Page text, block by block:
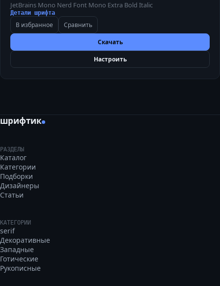
JetBrains Mono Nerd Font Mono Extra Bold Italic
Детали шрифта
В избранное Сравнить
Скачать
Настроить
шрифтик
РАЗДЕЛЫ
Каталог
Категории
Подборки
Дизайнеры
Статьи
КАТЕГОРИИ
serif
Декоративные
Западные
Готические
Рукописные